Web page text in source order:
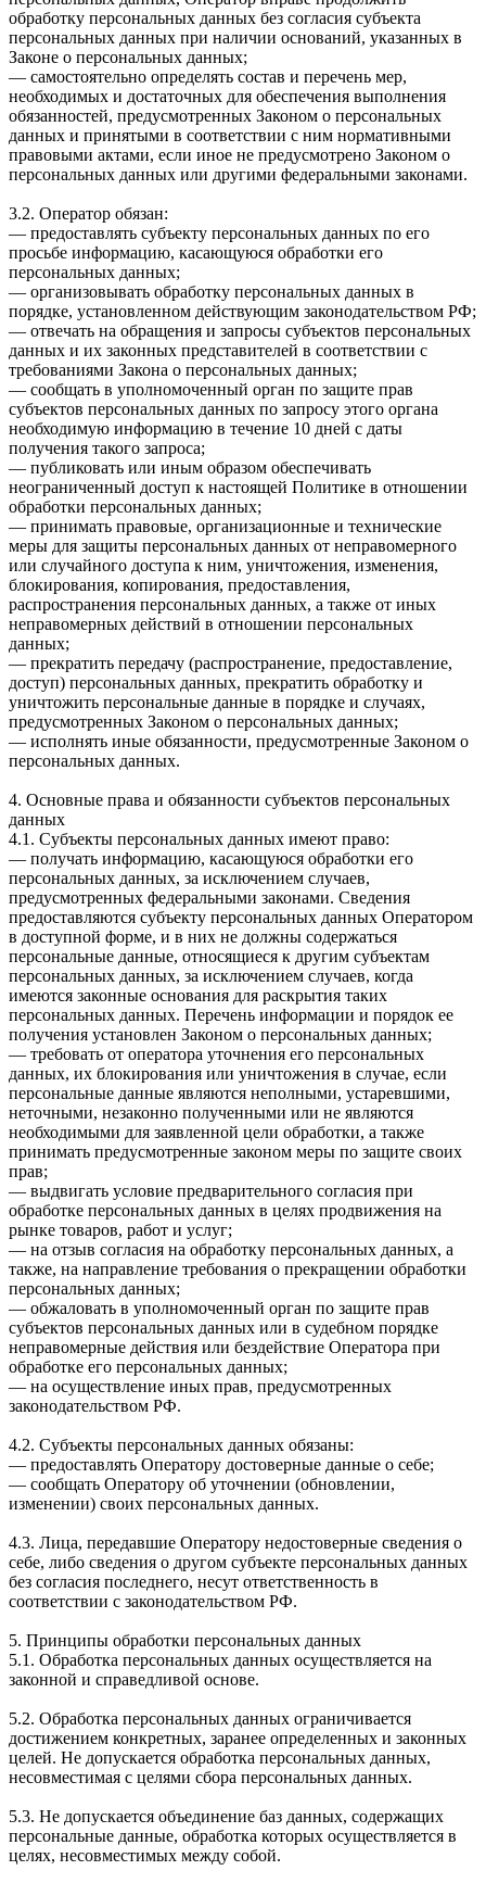
обработку персональных данных без согласия субъекта
персональных данных при наличии оснований, указанных в
Законе о персональных данных;
— самостоятельно определять состав и перечень мер,
необходимых и достаточных для обеспечения выполнения
обязанностей, предусмотренных Законом о персональных
данных и принятыми в соответствии с ним нормативными
правовыми актами, если иное не предусмотрено Законом о
персональных данных или другими федеральными законами.
3.2. Оператор обязан:
— предоставлять субъекту персональных данных по его
просьбе информацию, касающуюся обработки его
персональных данных;
— организовывать обработку персональных данных в
порядке, установленном действующим законодательством РФ;
— отвечать на обращения и запросы субъектов персональных
данных и их законных представителей в соответствии с
требованиями Закона о персональных данных;
— сообщать в уполномоченный орган по защите прав
субъектов персональных данных по запросу этого органа
необходимую информацию в течение 10 дней с даты
получения такого запроса;
— публиковать или иным образом обеспечивать
неограниченный доступ к настоящей Политике в отношении
обработки персональных данных;
— принимать правовые, организационные и технические
меры для защиты персональных данных от неправомерного
или случайного доступа к ним, уничтожения, изменения,
блокирования, копирования, предоставления,
распространения персональных данных, а также от иных
неправомерных действий в отношении персональных
данных;
— прекратить передачу (распространение, предоставление,
доступ) персональных данных, прекратить обработку и
уничтожить персональные данные в порядке и случаях,
предусмотренных Законом о персональных данных;
— исполнять иные обязанности, предусмотренные Законом о
персональных данных.
4. Основные права и обязанности субъектов персональных
данных
4.1. Субъекты персональных данных имеют право:
— получать информацию, касающуюся обработки его
персональных данных, за исключением случаев,
предусмотренных федеральными законами. Сведения
предоставляются субъекту персональных данных Оператором
в доступной форме, и в них не должны содержаться
персональные данные, относящиеся к другим субъектам
персональных данных, за исключением случаев, когда
имеются законные основания для раскрытия таких
персональных данных. Перечень информации и порядок ее
получения установлен Законом о персональных данных;
— требовать от оператора уточнения его персональных
данных, их блокирования или уничтожения в случае, если
персональные данные являются неполными, устаревшими,
неточными, незаконно полученными или не являются
необходимыми для заявленной цели обработки, а также
принимать предусмотренные законом меры по защите своих
прав;
— выдвигать условие предварительного согласия при
обработке персональных данных в целях продвижения на
рынке товаров, работ и услуг;
— на отзыв согласия на обработку персональных данных, а
также, на направление требования о прекращении обработки
персональных данных;
— обжаловать в уполномоченный орган по защите прав
субъектов персональных данных или в судебном порядке
неправомерные действия или бездействие Оператора при
обработке его персональных данных;
— на осуществление иных прав, предусмотренных
законодательством РФ.
4.2. Субъекты персональных данных обязаны:
— предоставлять Оператору достоверные данные о себе;
— сообщать Оператору об уточнении (обновлении,
изменении) своих персональных данных.
4.3. Лица, передавшие Оператору недостоверные сведения о
себе, либо сведения о другом субъекте персональных данных
без согласия последнего, несут ответственность в
соответствии с законодательством РФ.
5. Принципы обработки персональных данных
5.1. Обработка персональных данных осуществляется на
законной и справедливой основе.
5.2. Обработка персональных данных ограничивается
достижением конкретных, заранее определенных и законных
целей. Не допускается обработка персональных данных,
несовместимая с целями сбора персональных данных.
5.3. Не допускается объединение баз данных, содержащих
персональные данные, обработка которых осуществляется в
целях, несовместимых между собой.